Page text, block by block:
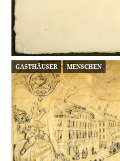
Gute Reise, Herr
1. November 2025
Gestern stand Herr Rudolf
Traueranzeigen der TT.
Familie.…
GASTHÄUSER MENSCHEN